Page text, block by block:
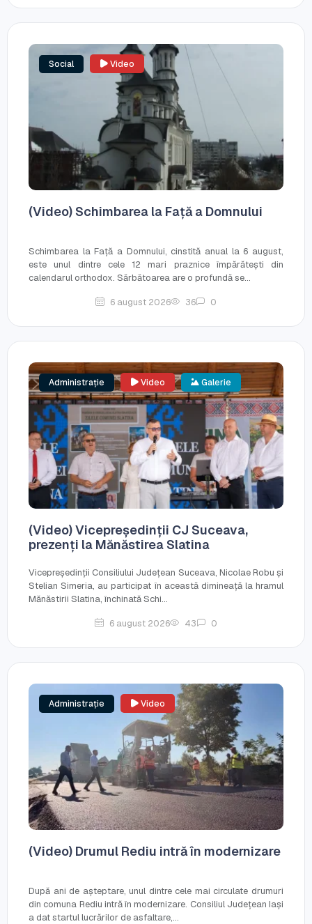
Social Video
(Video) Schimbarea la Față a Domnului
Schimbarea la Față a Domnului, cinstită anual la 6 august,
este unul dintre cele 12 mari praznice împărătești din
calendarul orthodox. Sărbătoarea are o profundă se...
6 august 2026 36 0
Administrație Video Galerie
(Video) Vicepreședinții CJ Suceava,
prezenți la Mănăstirea Slatina
Vicepreședinții Consiliului Județean Suceava, Nicolae Robu și
Stelian Simeria, au participat în această dimineață la hramul
Mănăstirii Slatina, închinată Schi...
6 august 2026 43 0
Administrație Video
(Video) Drumul Rediu intră în modernizare
După ani de așteptare, unul dintre cele mai circulate drumuri
din comuna Rediu intră în modernizare. Consiliul Județean Iași
a dat startul lucrărilor de asfaltare,...